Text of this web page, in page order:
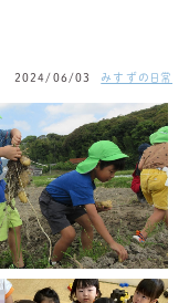
2024/06/03 みすずの日常